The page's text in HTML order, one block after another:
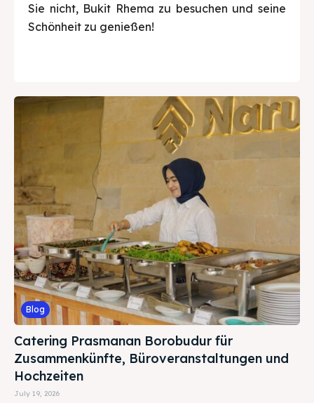
Sie nicht, Bukit Rhema zu besuchen und seine
Schönheit zu genießen!
Blog
Catering Prasmanan Borobudur für
Zusammenkünfte, Büroveranstaltungen und
Hochzeiten
July 19, 2026